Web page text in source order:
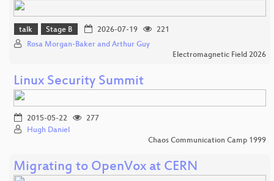
talk Stage B 2026-07-19
221
Rosa Morgan-Baker and Arthur Guy
Electromagnetic Field 2026
Linux Security Summit
2015-05-22
277
Hugh Daniel
Chaos Communication Camp 1999
Migrating to OpenVox at CERN